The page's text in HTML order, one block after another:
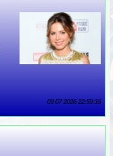
09 07 2026 22:59:16